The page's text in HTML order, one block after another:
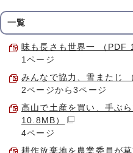
一覧
味も長さも世界一 （PDF
1ページ
みんなで協力、雪またじ
2ページから3ページ
高山で土産を買い、手ぶ
10.8MB）
4ページ
耕作放棄地を農業委員が